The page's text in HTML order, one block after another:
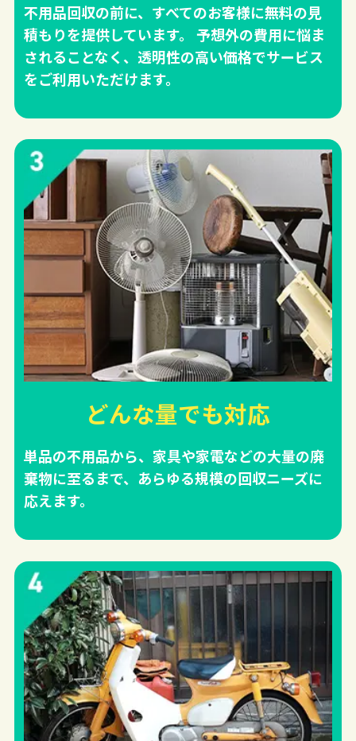
不用品回収の前に、すべてのお客様に無料の見
積もりを提供しています。 予想外の費用に悩ま
されることなく、透明性の高い価格でサービス
をご利用いただけます。
どんな量でも対応
単品の不用品から、家具や家電などの大量の廃
棄物に至るまで、あらゆる規模の回収ニーズに
応えます。